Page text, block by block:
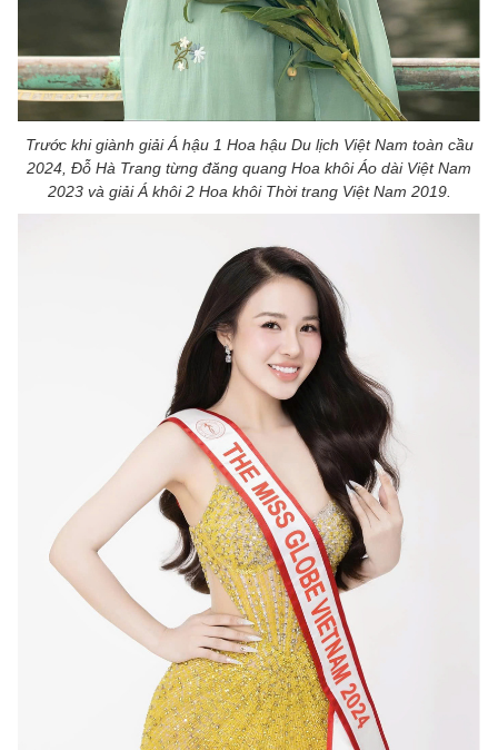
Trước khi giành giải Á hậu 1 Hoa hậu Du lịch Việt Nam toàn cầu
2024, Đỗ Hà Trang từng đăng quang Hoa khôi Áo dài Việt Nam
2023 và giải Á khôi 2 Hoa khôi Thời trang Việt Nam 2019.